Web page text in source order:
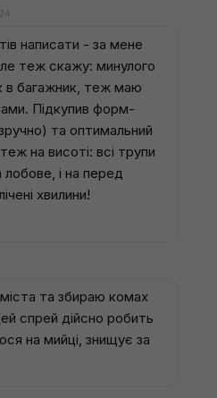
написати - за мене
теж скажу: минулого
в багажник, теж маю
Підкупив форм-
та оптимальний
на висоті: всі трупи
лобове, і на перед
хвилини!
та збираю комах
спрей дійсно робить
на мийці, знищує за